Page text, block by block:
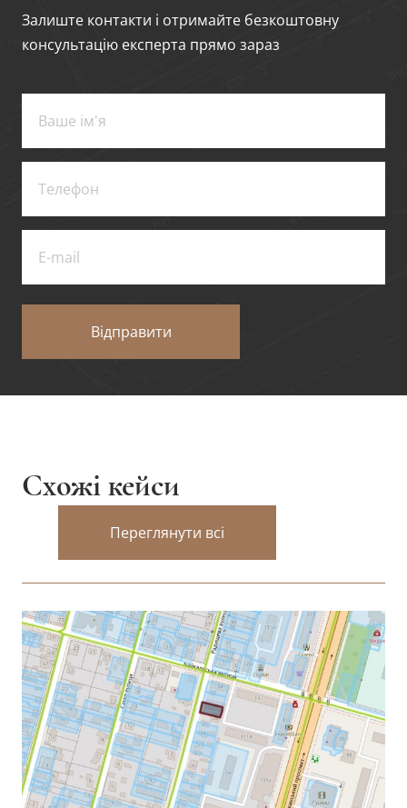
Залиште контакти і отримайте безкоштовну
консультацію експерта прямо зараз
Відправити
Схожі кейси
Переглянути всі